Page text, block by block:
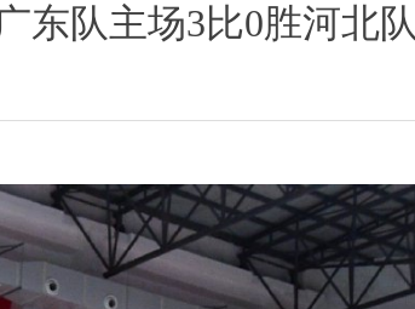
东队主场3比0胜河北队